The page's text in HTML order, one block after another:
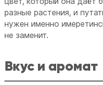
разные растения, и
нужен именно
не заменит.
Вкус и аромат